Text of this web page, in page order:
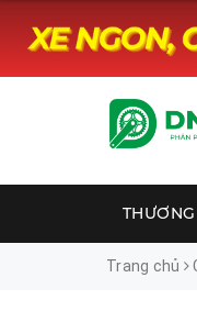
Trang chủ